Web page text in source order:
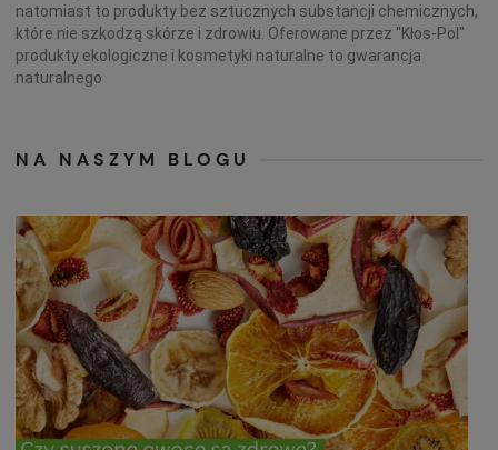
natomiast to produkty bez sztucznych substancji chemicznych,
które nie szkodzą skórze i zdrowiu. Oferowane przez "Kłos-Pol"
produkty ekologiczne i kosmetyki naturalne to gwarancja
naturalnego
NA NASZYM BLOGU